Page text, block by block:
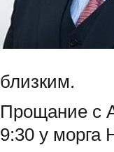
близким.
Прощание с
9:30 у